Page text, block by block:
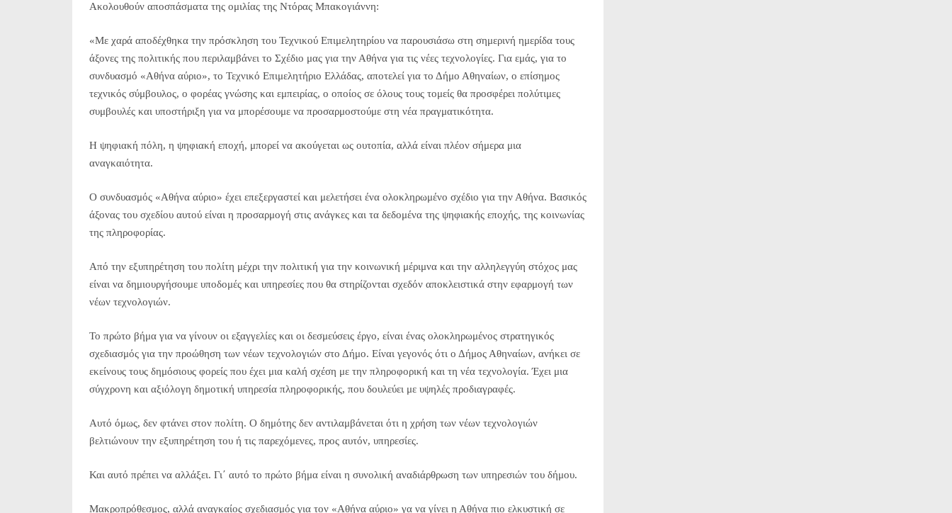
Ακολουθούν αποσπάσματα της ομιλίας της Ντόρας Μπακογιάννη:
«Με χαρά αποδέχθηκα την πρόσκληση του Τεχνικού Επιμελητηρίου να παρουσιάσω στη σημερινή ημερίδα τους
άξονες της πολιτικής που περιλαμβάνει το Σχέδιο μας για την Αθήνα για τις νέες τεχνολογίες. Για εμάς, για το
συνδυασμό «Αθήνα αύριο», το Τεχνικό Επιμελητήριο Ελλάδας, αποτελεί για το Δήμο Αθηναίων, ο επίσημος
τεχνικός σύμβουλος, ο φορέας γνώσης και εμπειρίας, ο οποίος σε όλους τους τομείς θα προσφέρει πολύτιμες
συμβουλές και υποστήριξη για να μπορέσουμε να προσαρμοστούμε στη νέα πραγματικότητα.
Η ψηφιακή πόλη, η ψηφιακή εποχή, μπορεί να ακούγεται ως ουτοπία, αλλά είναι πλέον σήμερα μια
αναγκαιότητα.
Ο συνδυασμός «Αθήνα αύριο» έχει επεξεργαστεί και μελετήσει ένα ολοκληρωμένο σχέδιο για την Αθήνα. Βασικός
άξονας του σχεδίου αυτού είναι η προσαρμογή στις ανάγκες και τα δεδομένα της ψηφιακής εποχής, της κοινωνίας
της πληροφορίας.
Από την εξυπηρέτηση του πολίτη μέχρι την πολιτική για την κοινωνική μέριμνα και την αλληλεγγύη στόχος μας
είναι να δημιουργήσουμε υποδομές και υπηρεσίες που θα στηρίζονται σχεδόν αποκλειστικά στην εφαρμογή των
νέων τεχνολογιών.
Το πρώτο βήμα για να γίνουν οι εξαγγελίες και οι δεσμεύσεις έργο, είναι ένας ολοκληρωμένος στρατηγικός
σχεδιασμός για την προώθηση των νέων τεχνολογιών στο Δήμο. Είναι γεγονός ότι ο Δήμος Αθηναίων, ανήκει σε
εκείνους τους δημόσιους φορείς που έχει μια καλή σχέση με την πληροφορική και τη νέα τεχνολογία. Έχει μια
σύγχρονη και αξιόλογη δημοτική υπηρεσία πληροφορικής, που δουλεύει με υψηλές προδιαγραφές.
Αυτό όμως, δεν φτάνει στον πολίτη. Ο δημότης δεν αντιλαμβάνεται ότι η χρήση των νέων τεχνολογιών
βελτιώνουν την εξυπηρέτηση του ή τις παρεχόμενες, προς αυτόν, υπηρεσίες.
Και αυτό πρέπει να αλλάξει. Γι΄ αυτό το πρώτο βήμα είναι η συνολική αναδιάρθρωση των υπηρεσιών του δήμου.
Μακροπρόθεσμος, αλλά αναγκαίος σχεδιασμός για τον «Αθήνα αύριο» γα να γίνει η Αθήνα πιο ελκυστική σε